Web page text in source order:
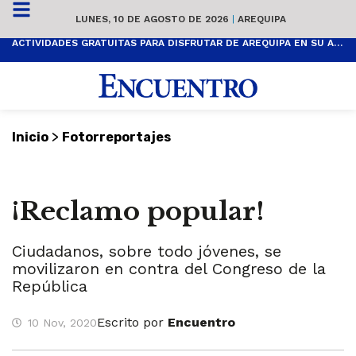
LUNES, 10 DE AGOSTO DE 2026 | AREQUIPA
ACTIVIDADES GRATUITAS PARA DISFRUTAR DE AREQUIPA EN SU ANIVERSARIO
Inicio > Fotorreportajes
¡Reclamo popular!
Ciudadanos, sobre todo jóvenes, se
movilizaron en contra del Congreso de la
República
10 Nov, 2020Escrito por Encuentro